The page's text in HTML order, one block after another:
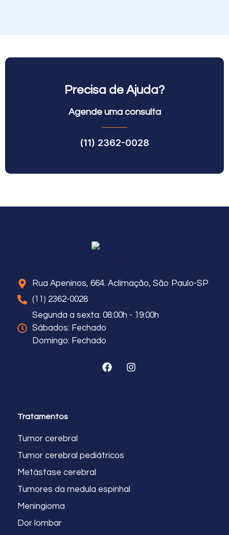
Precisa de Ajuda?
Agende uma consulta
(11) 2362-0028
Rua Apeninos, 664. Aclimação, São Paulo-SP
(11) 2362-0028
Segunda a sexta: 08:00h - 19:00h
Sábados: Fechado
Domingo: Fechado
Tratamentos
Tumor cerebral
Tumor cerebral pediátricos
Metástase cerebral
Tumores da medula espinhal
Meningioma
Dor lombar